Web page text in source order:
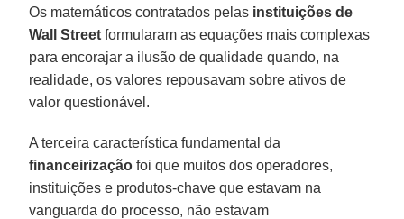
Os matemáticos contratados pelas instituições de
Wall Street formularam as equações mais complexas
para encorajar a ilusão de qualidade quando, na
realidade, os valores repousavam sobre ativos de
valor questionável.
A terceira característica fundamental da
financeirização foi que muitos dos operadores,
instituições e produtos-chave que estavam na
vanguarda do processo, não estavam